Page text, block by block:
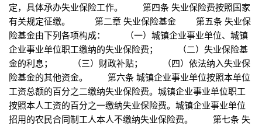
定，具体承办失业保险工作。 第四条 失业保险费按照国家
有关规定征缴。 第二章 失业保险基金 第五条 失业保
险基金由下列各项构成： （一）城镇企业事业单位、城镇
企业事业单位职工缴纳的失业保险费； （二）失业保险基
金的利息； （三）财政补贴； （四）依法纳入失业保
险基金的其他资金。 第六条 城镇企业事业单位按照本单位
工资总额的百分之二缴纳失业保险费。城镇企业事业单位职工
按照本人工资的百分之一缴纳失业保险费。城镇企业事业单位
招用的农民合同制工人本人不缴纳失业保险费。 第七条 失